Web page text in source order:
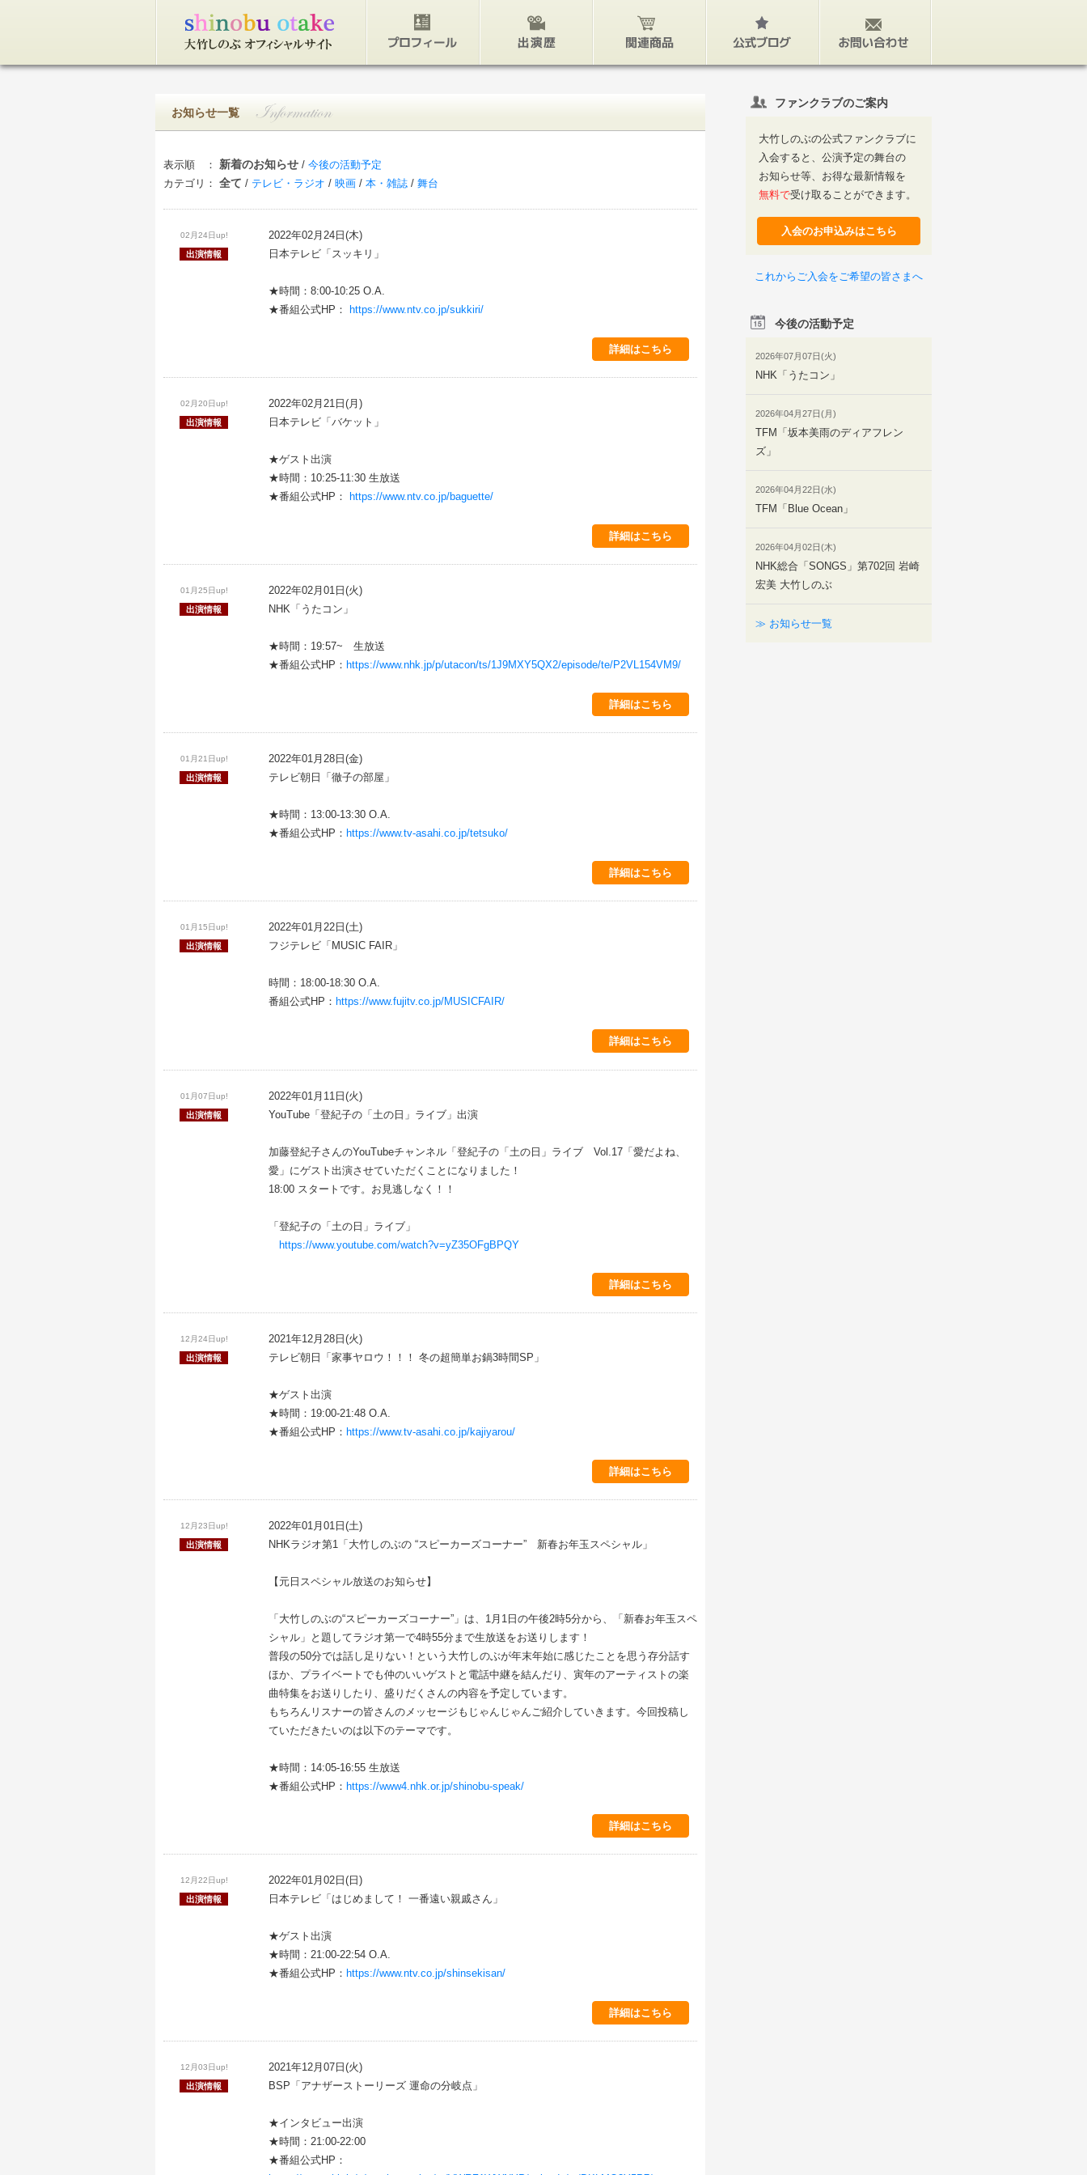
お知らせ一覧
表示順 ： 新着のお知らせ / 今後の活動予定
カテゴリ： 全て / テレビ・ラジオ / 映画 / 本・雑誌 / 舞台
02月24日up!
出演情報
2022年02月24日(木)
日本テレビ「スッキリ」
★時間：8:00-10:25 O.A.
★番組公式HP：
https://www.ntv.co.jp/sukkiri/
詳細はこちら
02月20日up!
出演情報
2022年02月21日(月)
日本テレビ「バケット」
★ゲスト出演
★時間：10:25-11:30 生放送
★番組公式HP：
https://www.ntv.co.jp/baguette/
詳細はこちら
01月25日up!
出演情報
2022年02月01日(火)
NHK「うたコン」
★時間：19:57~ 生放送
★番組公式HP： https://www.nhk.jp/p/utacon/ts/1J9MXY5QX2/episode/te/P2VL154VM9/
詳細はこちら
01月21日up!
出演情報
2022年01月28日(金)
テレビ朝日「徹子の部屋」
★時間：13:00-13:30 O.A.
★番組公式HP： https://www.tv-asahi.co.jp/tetsuko/
詳細はこちら
01月15日up!
出演情報
2022年01月22日(土)
フジテレビ「MUSIC FAIR」
時間：18:00-18:30 O.A.
番組公式HP： https://www.fujitv.co.jp/MUSICFAIR/
詳細はこちら
01月07日up!
出演情報
2022年01月11日(火)
YouTube「登紀子の「土の日」ライブ」出演
加藤登紀子さんのYouTubeチャンネル「登紀子の「土の日」ライブ Vol.17「愛だよね、
愛」にゲスト出演させていただくことになりました！
18:00 スタートです。お見逃しなく！！
「登紀子の「土の日」ライブ」
https://www.youtube.com/watch?v=yZ35OFgBPQY
詳細はこちら
12月24日up!
出演情報
2021年12月28日(火)
テレビ朝日「家事ヤロウ！！！ 冬の超簡単お鍋3時間SP」
★ゲスト出演
★時間：19:00-21:48 O.A.
★番組公式HP： https://www.tv-asahi.co.jp/kajiyarou/
詳細はこちら
12月23日up!
出演情報
2022年01月01日(土)
NHKラジオ第1「大竹しのぶの “スピーカーズコーナー” 新春お年玉スペシャル」
【元日スペシャル放送のお知らせ】
「大竹しのぶの“スピーカーズコーナー”」は、1月1日の午後2時5分から、「新春お年玉スペ
シャル」と題してラジオ第一で4時55分まで生放送をお送りします！
普段の50分では話し足りない！という大竹しのぶが年末年始に感じたことを思う存分話す
ほか、プライベートでも仲のいいゲストと電話中継を結んだり、寅年のアーティストの楽
曲特集をお送りしたり、盛りだくさんの内容を予定しています。
もちろんリスナーの皆さんのメッセージもじゃんじゃんご紹介していきます。今回投稿し
ていただきたいのは以下のテーマです。
★時間：14:05-16:55 生放送
★番組公式HP： https://www4.nhk.or.jp/shinobu-speak/
詳細はこちら
12月22日up!
出演情報
2022年01月02日(日)
日本テレビ「はじめまして！ 一番遠い親戚さん」
★ゲスト出演
★時間：21:00-22:54 O.A.
★番組公式HP： https://www.ntv.co.jp/shinsekisan/
詳細はこちら
12月03日up!
出演情報
2021年12月07日(火)
BSP「アナザーストーリーズ 運命の分岐点」
★インタビュー出演
★時間：21:00-22:00
★番組公式HP：
ファンクラブのご案内
大竹しのぶの公式ファンクラブに
入会すると、公演予定の舞台の
お知らせ等、お得な最新情報を
無料で受け取ることができます。
入会のお申込みはこちら
これからご入会をご希望の皆さまへ
今後の活動予定
2026年07月07日(火)
NHK「うたコン」
2026年04月27日(月)
TFM「坂本美雨のディアフレン
ズ」
2026年04月22日(水)
TFM「Blue Ocean」
2026年04月02日(木)
NHK総合「SONGS」第702回 岩崎
宏美 大竹しのぶ
≫ お知らせ一覧